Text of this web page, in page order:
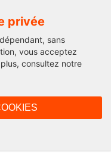
privée
sans
vous acceptez
consultez notre
Chant du